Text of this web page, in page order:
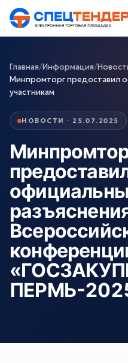
Главная/Информация/
Минпромторг предоставил
участникам
НОВОСТИ · 25.07.2025
ПЕРМЬ-